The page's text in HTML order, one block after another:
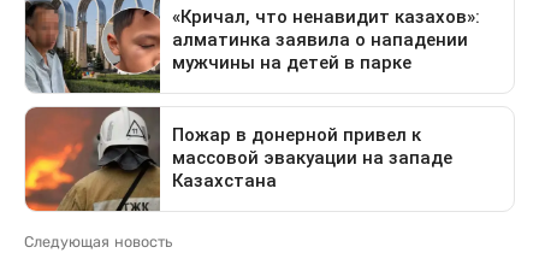
Следующая новость